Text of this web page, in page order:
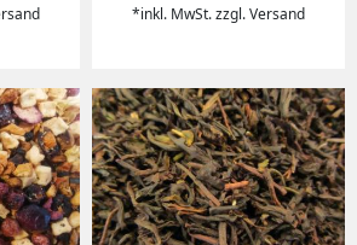
*inkl. MwSt. zzgl. Versand